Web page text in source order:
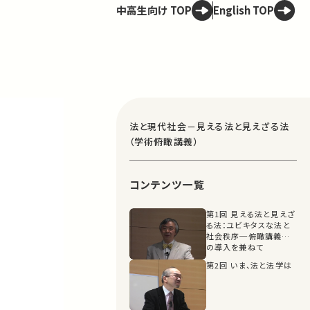
中高生向け TOP English TOP
法と現代社会－見える法と見えざる法
（学術俯瞰講義）
コンテンツ一覧
第1回 見える法と見えざ
る法：ユビキタスな法と
社会秩序─俯瞰講義へ
の導入を兼ねて
第2回 いま、法と法学は